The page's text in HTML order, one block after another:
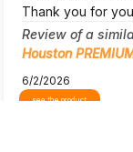
Thank you for
Review of a
Houston
6/2/2026
see the product